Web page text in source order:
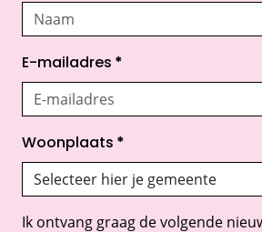
E-mailadres *
Woonplaats *
Ik ontvang graag de volgende